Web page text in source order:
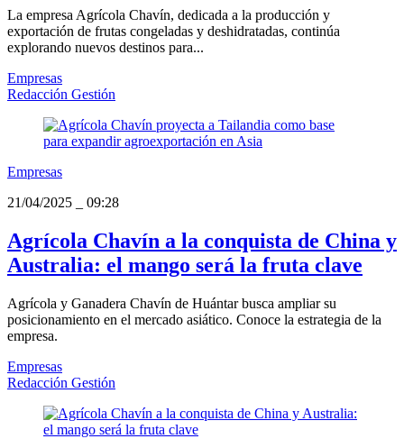
La empresa Agrícola Chavín, dedicada a la producción y
exportación de frutas congeladas y deshidratadas, continúa
explorando nuevos destinos para...
Empresas
Redacción Gestión
Empresas
21/04/2025
09:28
Agrícola Chavín a la conquista de China y
Australia: el mango será la fruta clave
Agrícola y Ganadera Chavín de Huántar busca ampliar su
posicionamiento en el mercado asiático. Conoce la estrategia de la
empresa.
Empresas
Redacción Gestión